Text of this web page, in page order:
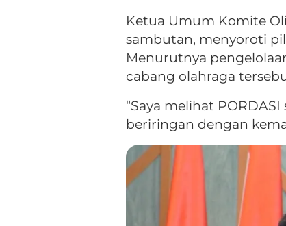
Ketua Umum Komite
sambutan, menyoroti
Menurutnya
cabang olahraga
“Saya melihat
beriringan dengan